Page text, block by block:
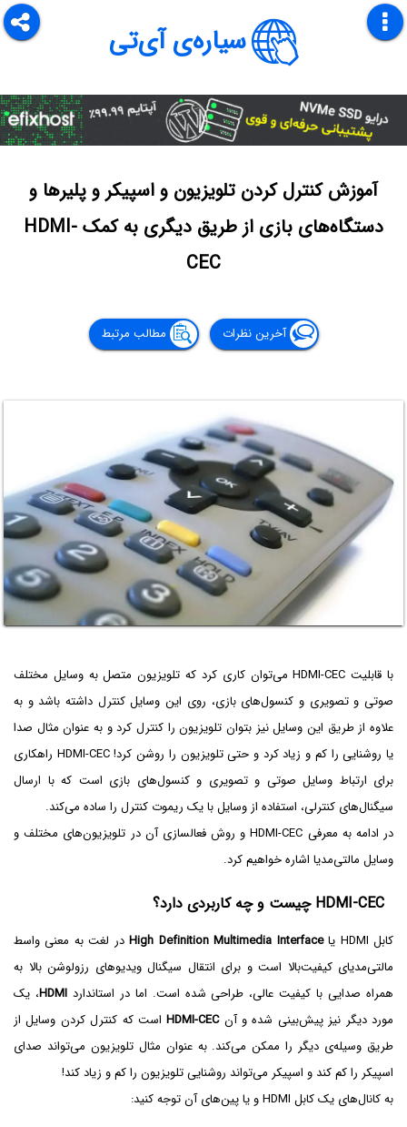
سیاره‌ی آی‌تی
آموزش کنترل کردن تلویزیون و اسپیکر و پلیرها و
دستگاه‌های بازی از طریق دیگری به کمک HDMI-
CEC
آخرین نظرات مطالب مرتبط
با قابلیت HDMI-CEC می‌توان کاری کرد که تلویزیون متصل به وسایل مختلف
صوتی و تصویری و کنسول‌های بازی، روی این وسایل کنترل داشته باشد و به
علاوه از طریق این وسایل نیز بتوان تلویزیون را کنترل کرد و به عنوان مثال صدا
یا روشنایی را کم و زیاد کرد و حتی تلویزیون را روشن کرد! HDMI-CEC راهکاری
برای ارتباط وسایل صوتی و تصویری و کنسول‌های بازی است که با ارسال
سیگنال‌های کنترلی، استفاده از وسایل با یک ریموت کنترل را ساده می‌کند.
در ادامه به معرفی HDMI-CEC و روش فعالسازی آن در تلویزیون‌های مختلف و
وسایل مالتی‌مدیا اشاره خواهیم کرد.
HDMI-CEC چیست و چه کاربردی دارد؟
کابل HDMI یا High Definition Multimedia Interfaceدر لغت به معنی واسط
مالتی‌مدیای کیفیت‌بالا است و برای انتقال سیگنال ویدیوهای رزولوشن بالا به
همراه صدایی با کیفیت عالی، طراحی شده است. اما در استانداردHDMI، یک
مورد دیگر نیز پیش‌بینی شده و آنHDMI-CECاست که کنترل کردن وسایل از
طریق وسیله‌ی دیگر را ممکن می‌کند. به عنوان مثال تلویزیون می‌تواند صدای
اسپیکر را کم کند و اسپیکر می‌تواند روشنایی تلویزیون را کم و زیاد کند!
به کانال‌های یک کابل HDMI و یا پین‌های آن توجه کنید: